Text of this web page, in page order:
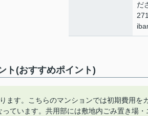
だ
ト(おすすめポイント)
ます。こちらのマンションでは初期費用を
ています。共用部には敷地内ごみ置き場